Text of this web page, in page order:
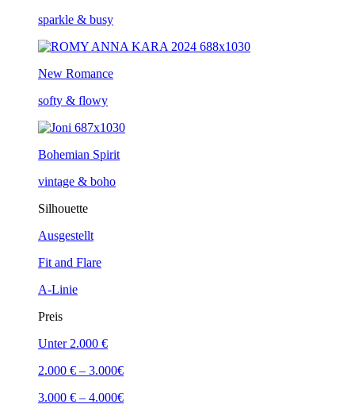
sparkle & busy
New Romance
softy & flowy
Bohemian Spirit
vintage & boho
Silhouette
Ausgestellt
Fit and Flare
A-Linie
Preis
Unter 2.000 €
2.000 € – 3.000€
3.000 € – 4.000€